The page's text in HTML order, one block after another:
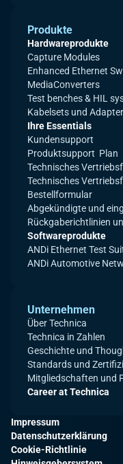
Produkte
Hardwareprodukte
Capture Modules
Enhanced Ethernet
MediaConverters
Test benches & HIL
Kabelsets und
Ihre Essentials
Kundensupport
Produktsupport Plan
Technisches
Technisches
Bestellformular
Abgekündigte und
Rückgaberichtlinien
Softwareprodukte
ANDi Ethernet Test
ANDi Automotive
Unternehmen
Über Technica
Technica in Zahlen
Geschichte und
Standards und
Mitgliedschaften und
Career at Technica
Impressum
Datenschutzerklärung
Cookie-Richtlinie